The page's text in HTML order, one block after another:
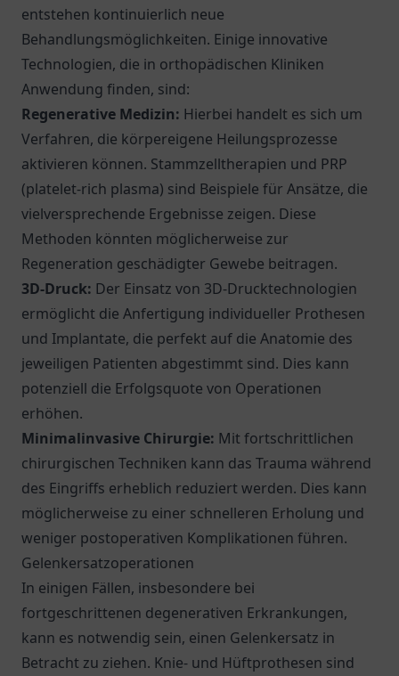
entstehen kontinuierlich neue
Behandlungsmöglichkeiten. Einige innovative
Technologien, die in orthopädischen Kliniken
Anwendung finden, sind:
Regenerative Medizin: Hierbei handelt es sich um
Verfahren, die körpereigene Heilungsprozesse
aktivieren können. Stammzelltherapien und PRP
(platelet-rich plasma) sind Beispiele für Ansätze, die
vielversprechende Ergebnisse zeigen. Diese
Methoden könnten möglicherweise zur
Regeneration geschädigter Gewebe beitragen.
3D-Druck: Der Einsatz von 3D-Drucktechnologien
ermöglicht die Anfertigung individueller Prothesen
und Implantate, die perfekt auf die Anatomie des
jeweiligen Patienten abgestimmt sind. Dies kann
potenziell die Erfolgsquote von Operationen
erhöhen.
Minimalinvasive Chirurgie: Mit fortschrittlichen
chirurgischen Techniken kann das Trauma während
des Eingriffs erheblich reduziert werden. Dies kann
möglicherweise zu einer schnelleren Erholung und
weniger postoperativen Komplikationen führen.
Gelenkersatzoperationen
In einigen Fällen, insbesondere bei
fortgeschrittenen degenerativen Erkrankungen,
kann es notwendig sein, einen Gelenkersatz in
Betracht zu ziehen. Knie- und Hüftprothesen sind